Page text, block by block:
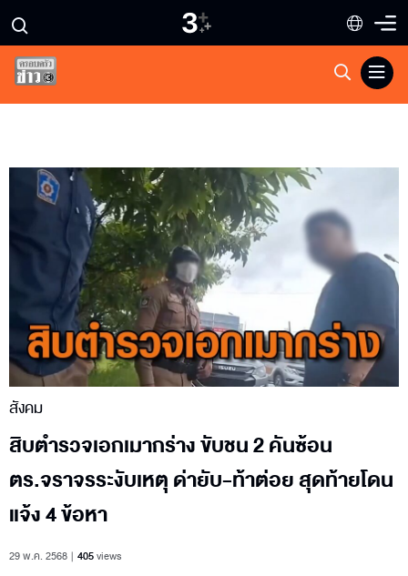
สังคม
สิบตำรวจเอกเมากร่าง ขับชน 2 คันซ้อน
ตร.จราจรระงับเหตุ ด่ายับ-ท้าต่อย สุดท้ายโดน
แจ้ง 4 ข้อหา
29 พ.ค. 2568 405views